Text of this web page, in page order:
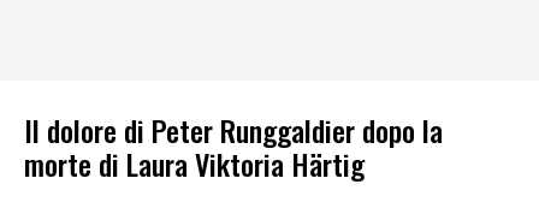
Il dolore di Peter Runggaldier dopo la
morte di Laura Viktoria Härtig